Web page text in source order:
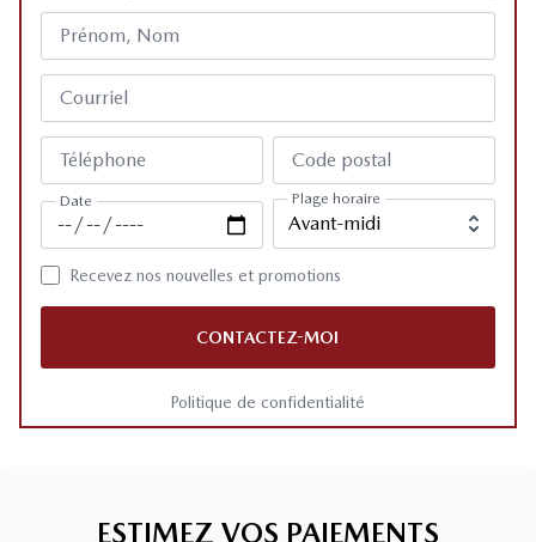
Prénom, Nom
Courriel
Téléphone Code postal
Date Plage horaire
Recevez nos nouvelles et promotions
CONTACTEZ-MOI
Politique de confidentialité
ESTIMEZ VOS PAIEMENTS